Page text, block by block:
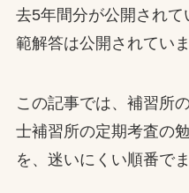
去5年間分が公開され
範解答は公開されていま
この記事では、補習所
士補習所の定期考査の
を、迷いにくい順番で